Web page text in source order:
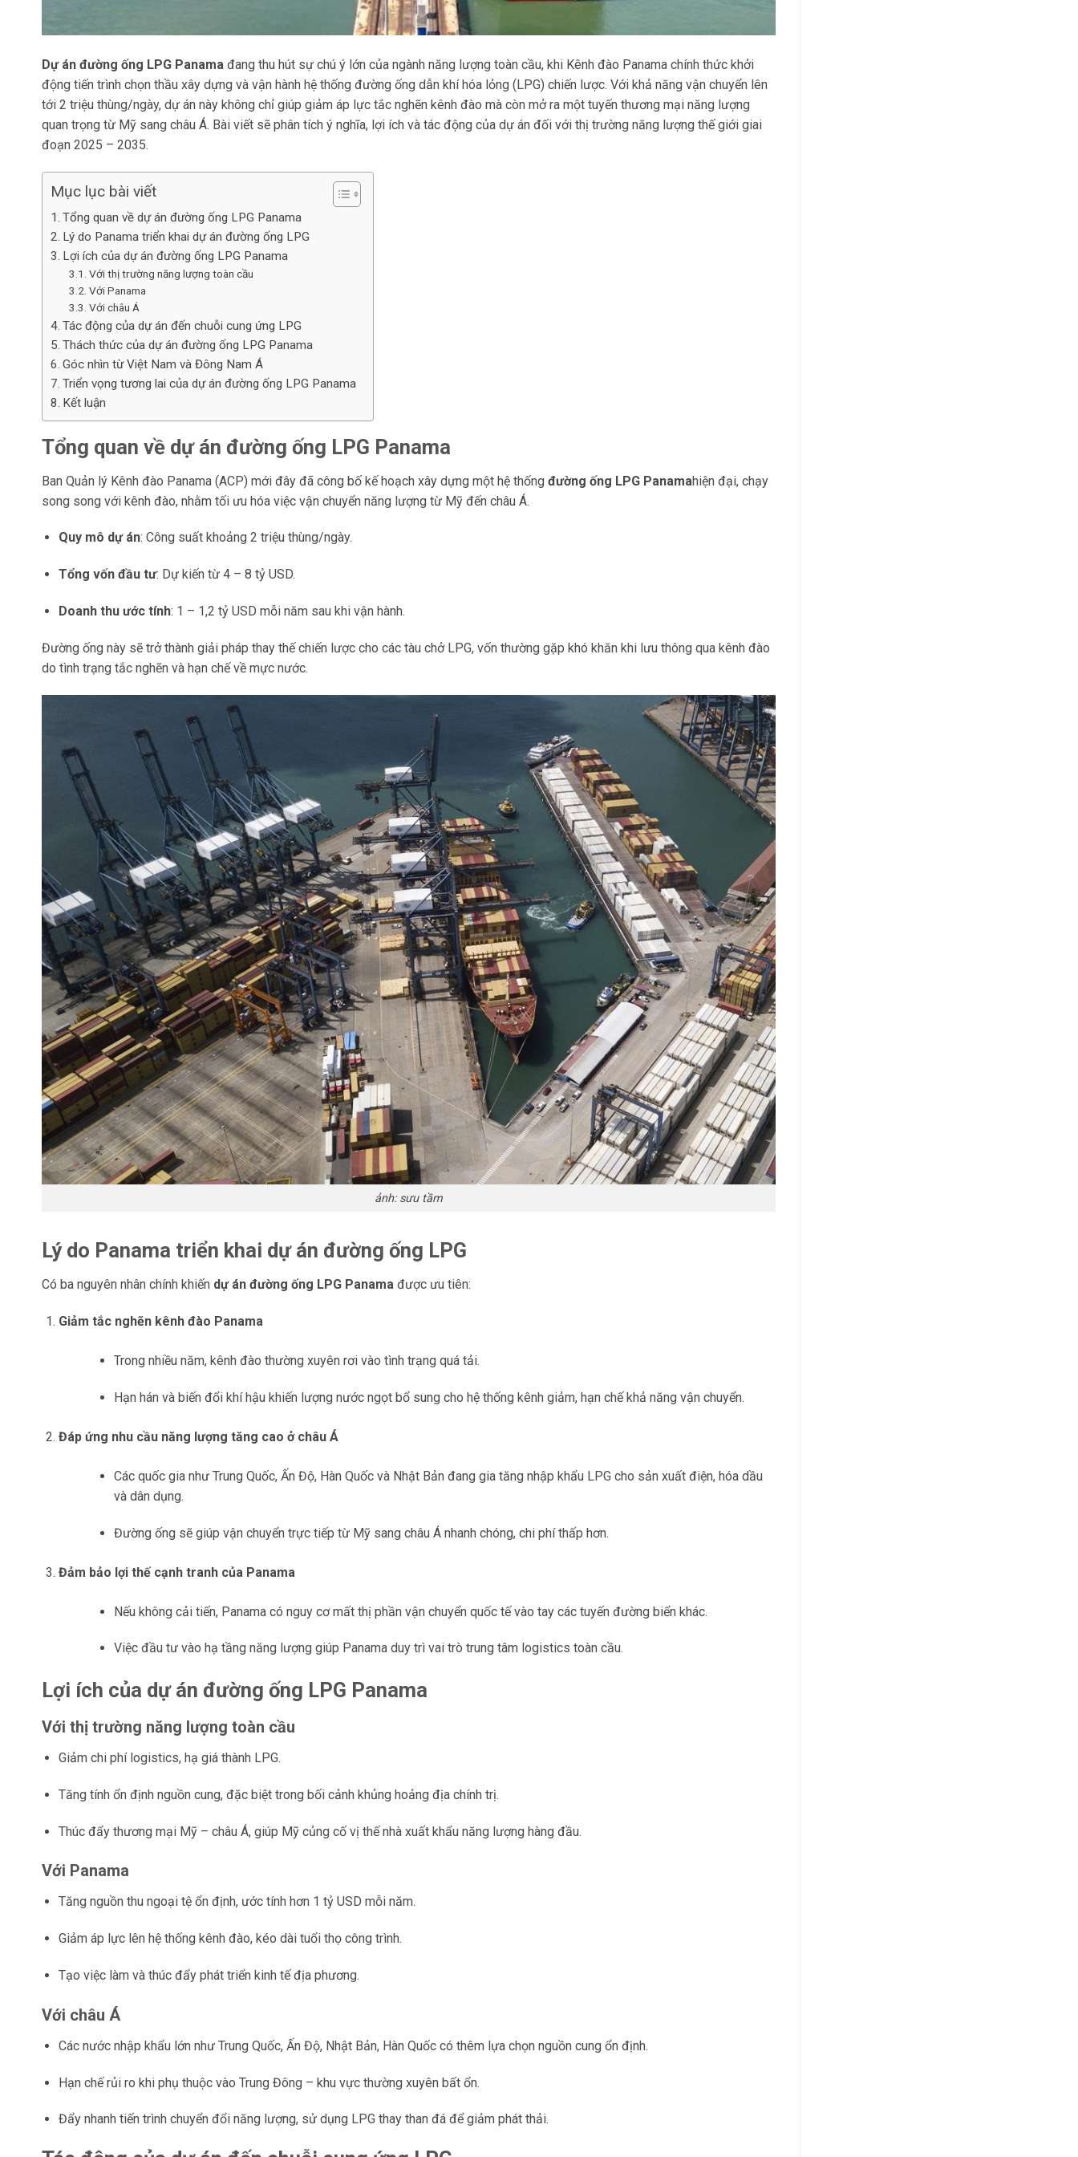
Dự án đường ống LPG Panama đang thu hút sự chú ý lớn của ngành năng lượng toàn cầu, khi Kênh đào Panama chính thức khởi
động tiến trình chọn thầu xây dựng và vận hành hệ thống đường ống dẫn khí hóa lỏng (LPG) chiến lược. Với khả năng vận chuyển lên
tới 2 triệu thùng/ngày, dự án này không chỉ giúp giảm áp lực tắc nghẽn kênh đào mà còn mở ra một tuyến thương mại năng lượng
quan trọng từ Mỹ sang châu Á. Bài viết sẽ phân tích ý nghĩa, lợi ích và tác động của dự án đối với thị trường năng lượng thế giới giai
đoạn 2025 – 2035.
Mục lục bài viết
Tổng quan về dự án đường ống LPG Panama
Lý do Panama triển khai dự án đường ống LPG
Lợi ích của dự án đường ống LPG Panama
Với thị trường năng lượng toàn cầu
Với Panama
Với châu Á
Tác động của dự án đến chuỗi cung ứng LPG
Thách thức của dự án đường ống LPG Panama
Góc nhìn từ Việt Nam và Đông Nam Á
Triển vọng tương lai của dự án đường ống LPG Panama
Kết luận
Tổng quan về dự án đường ống LPG Panama
Ban Quản lý Kênh đào Panama (ACP) mới đây đã công bố kế hoạch xây dựng một hệ thống đường ống LPG Panamahiện đại, chạy
song song với kênh đào, nhằm tối ưu hóa việc vận chuyển năng lượng từ Mỹ đến châu Á.
Quy mô dự án: Công suất khoảng 2 triệu thùng/ngày.
Tổng vốn đầu tư: Dự kiến từ 4 – 8 tỷ USD.
Doanh thu ước tính: 1 – 1,2 tỷ USD mỗi năm sau khi vận hành.
Đường ống này sẽ trở thành giải pháp thay thế chiến lược cho các tàu chở LPG, vốn thường gặp khó khăn khi lưu thông qua kênh đào
do tình trạng tắc nghẽn và hạn chế về mực nước.
ảnh: sưu tầm
Lý do Panama triển khai dự án đường ống LPG
Có ba nguyên nhân chính khiến dự án đường ống LPG Panama được ưu tiên:
Giảm tắc nghẽn kênh đào Panama
Trong nhiều năm, kênh đào thường xuyên rơi vào tình trạng quá tải.
Hạn hán và biến đổi khí hậu khiến lượng nước ngọt bổ sung cho hệ thống kênh giảm, hạn chế khả năng vận chuyển.
Đáp ứng nhu cầu năng lượng tăng cao ở châu Á
Các quốc gia như Trung Quốc, Ấn Độ, Hàn Quốc và Nhật Bản đang gia tăng nhập khẩu LPG cho sản xuất điện, hóa dầu
và dân dụng.
Đường ống sẽ giúp vận chuyển trực tiếp từ Mỹ sang châu Á nhanh chóng, chi phí thấp hơn.
Đảm bảo lợi thế cạnh tranh của Panama
Nếu không cải tiến, Panama có nguy cơ mất thị phần vận chuyển quốc tế vào tay các tuyến đường biển khác.
Việc đầu tư vào hạ tầng năng lượng giúp Panama duy trì vai trò trung tâm logistics toàn cầu.
Lợi ích của dự án đường ống LPG Panama
Với thị trường năng lượng toàn cầu
Giảm chi phí logistics, hạ giá thành LPG.
Tăng tính ổn định nguồn cung, đặc biệt trong bối cảnh khủng hoảng địa chính trị.
Thúc đẩy thương mại Mỹ – châu Á, giúp Mỹ củng cố vị thế nhà xuất khẩu năng lượng hàng đầu.
Với Panama
Tăng nguồn thu ngoại tệ ổn định, ước tính hơn 1 tỷ USD mỗi năm.
Giảm áp lực lên hệ thống kênh đào, kéo dài tuổi thọ công trình.
Tạo việc làm và thúc đẩy phát triển kinh tế địa phương.
Với châu Á
Các nước nhập khẩu lớn như Trung Quốc, Ấn Độ, Nhật Bản, Hàn Quốc có thêm lựa chọn nguồn cung ổn định.
Hạn chế rủi ro khi phụ thuộc vào Trung Đông – khu vực thường xuyên bất ổn.
Đẩy nhanh tiến trình chuyển đổi năng lượng, sử dụng LPG thay than đá để giảm phát thải.